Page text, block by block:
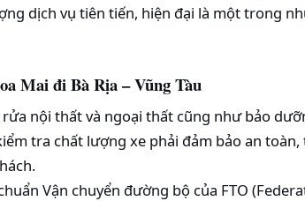
dịch vụ tiên tiến, hiện đại là một trong
Maiđi Bà Rịa – Vũng Tàu
nội thất và ngoại thất cũng như bảo
tra chất lượng xe phải đảm bảo an
Vận chuyển đường bộ của FTO